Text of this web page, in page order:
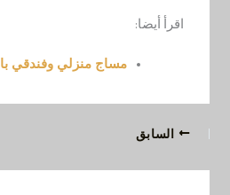
اقرأ أيضا:
مساج منزلي وفندقي
السابق